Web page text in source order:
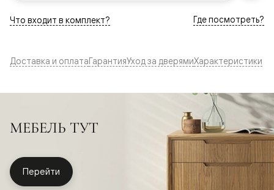
Что входит в комплект? Где посмотреть?
Доставка и оплатаГарантияУход за дверямиХарактеристики
МЕБЕЛЬ ТУТ
Перейти